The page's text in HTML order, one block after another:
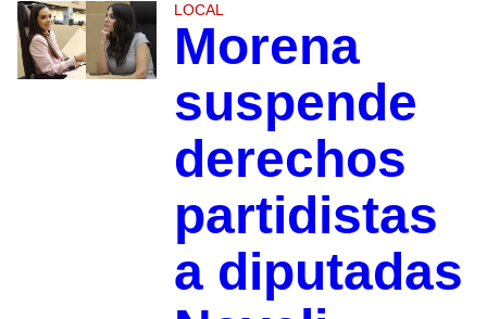
LOCAL
Morena
suspende
derechos
partidistas
a diputadas